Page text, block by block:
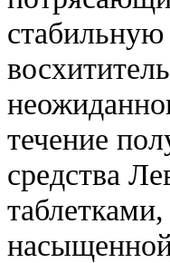
течение
средства